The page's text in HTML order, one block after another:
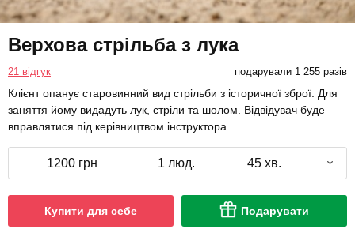
Верхова стрільба з лука
21 відгук подарували 1 255 разів
Клієнт опанує старовинний вид стрільби з історичної зброї. Для
заняття йому видадуть лук, стріли та шолом. Відвідувач буде
вправлятися під керівництвом інструктора.
1200 грн 1 люд. 45 хв.
Купити для себе Подарувати